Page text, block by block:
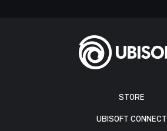
STORE
UBISOFT CONNECT